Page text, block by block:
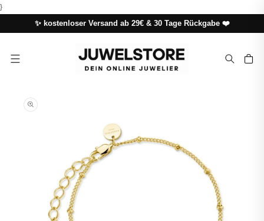
}
INHALT✨ kostenloser Versand ab 29€ & 30 Tage Rückgabe ❤️